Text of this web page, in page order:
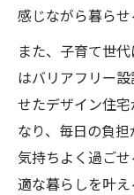
工務店
方
デザイン住
デザイ
考える
茨城県
魅力
感じながら暮らせ
また、子育て世
はバリアフリー
せたデザイン住
なり、毎日の負
気持ちよく過ご
適な暮らしを叶